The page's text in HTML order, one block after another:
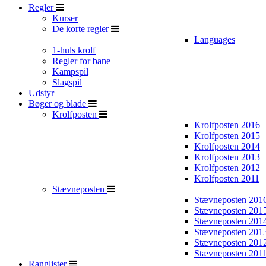
Regler
Kurser
De korte regler
Languages
1-huls krolf
Regler for bane
Kampspil
Slagspil
Udstyr
Bøger og blade
Krolfposten
Krolfposten 2016
Krolfposten 2015
Krolfposten 2014
Krolfposten 2013
Krolfposten 2012
Krolfposten 2011
Stævneposten
Stævneposten
Stævneposten
Stævneposten
Stævneposten
Stævneposten
Stævneposten 2011